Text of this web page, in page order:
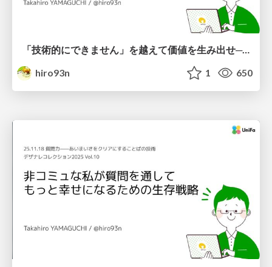
「技術的にできません」を越えて価値を生み出せ──研究開発チームをPMが率いて生み出した価値創出
hiro93n
1 650